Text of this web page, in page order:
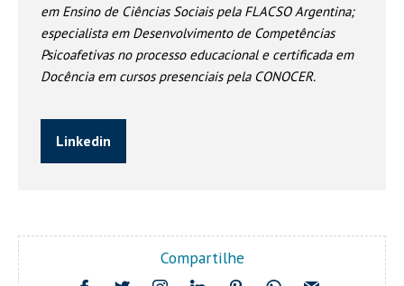
em Ensino de Ciências Sociais pela FLACSO Argentina;
especialista em Desenvolvimento de Competências
Psicoafetivas no processo educacional e certificada em
Docência em cursos presenciais pela CONOCER.
Linkedin
Compartilhe